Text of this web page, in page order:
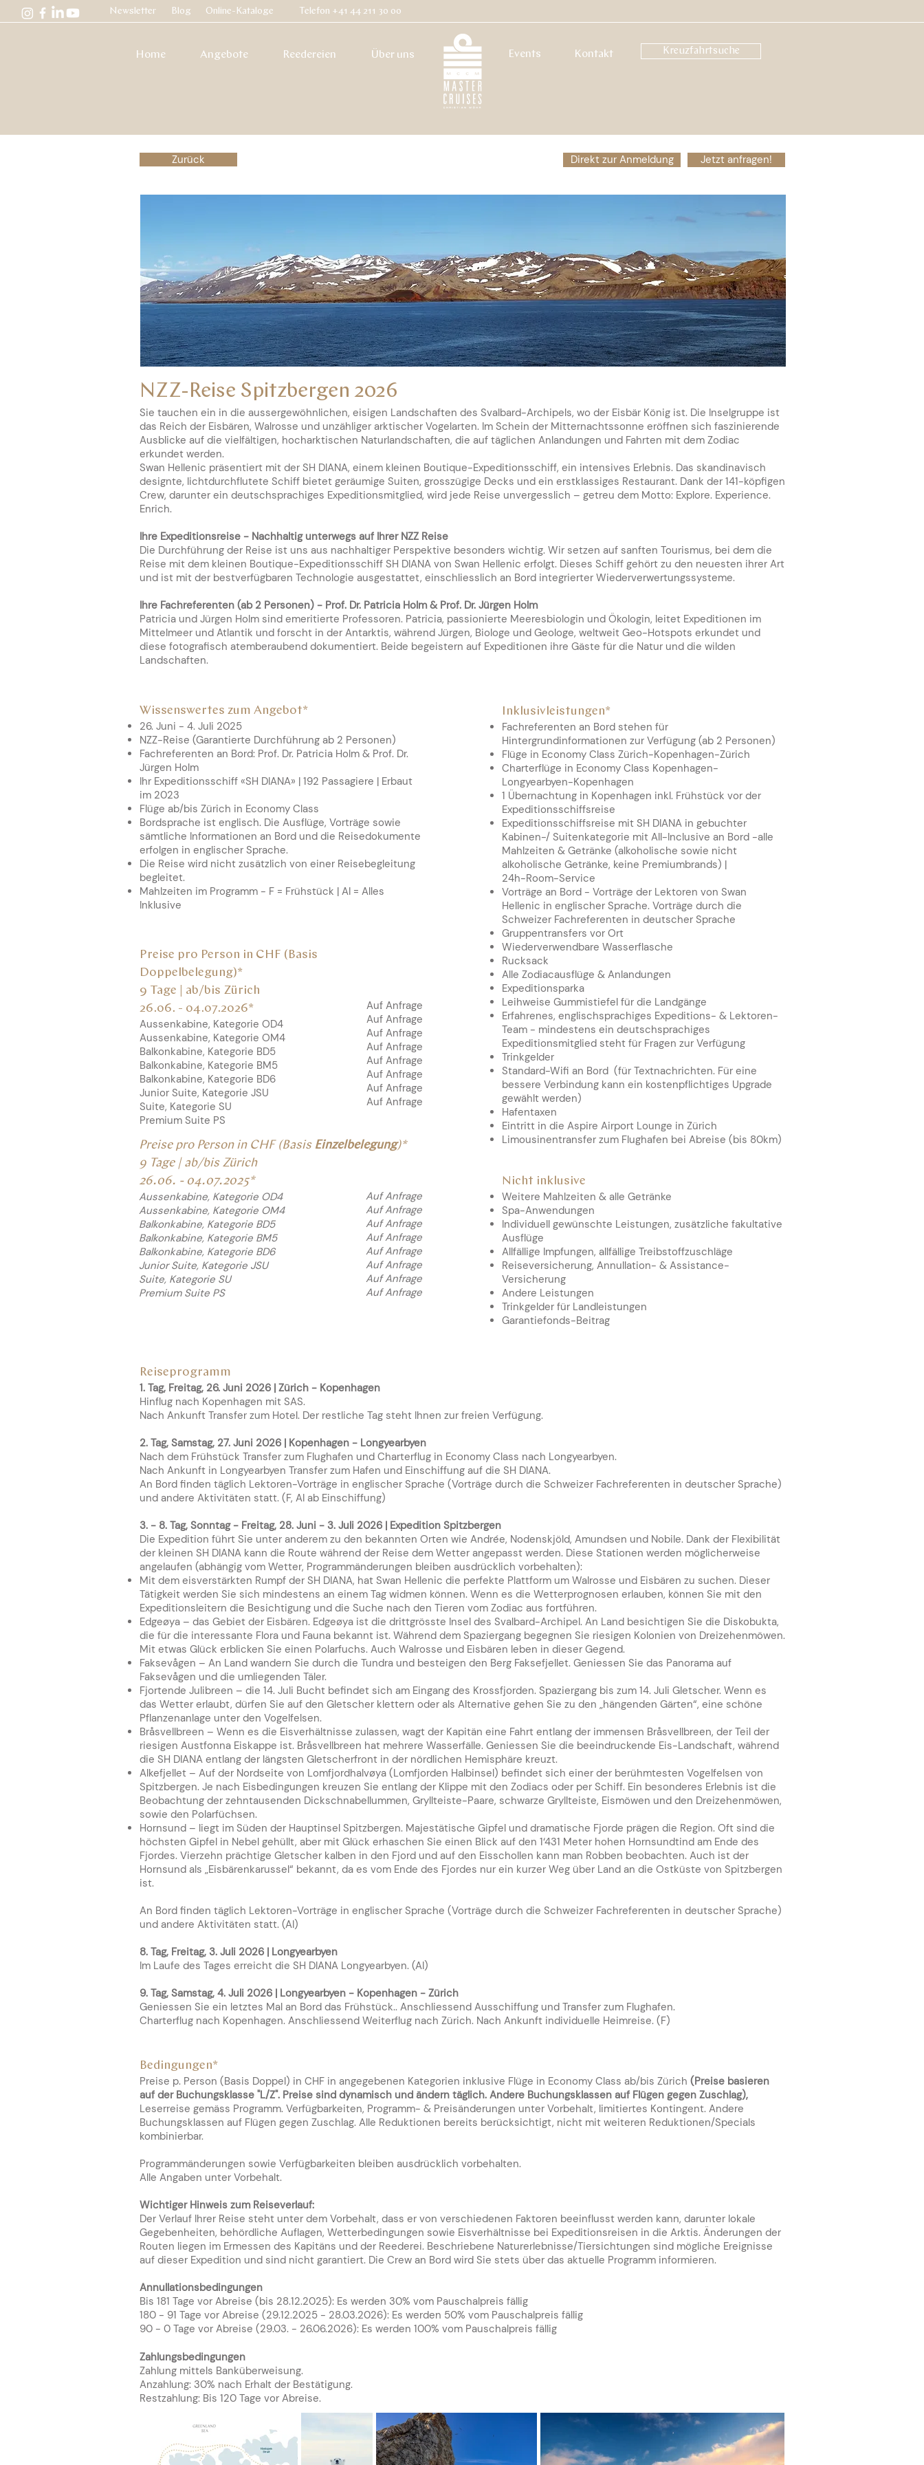
Newsletter Blog Online-Kataloge Telefon +41 44 211 30 00
Home Angebote Reedereien Über uns Events Kontakt Kreuzfahrtsuche
Zurück Direkt zur Anmeldung Jetzt anfragen!
NZZ-Reise Spitzbergen 2026
Sie tauchen ein in die aussergewöhnlichen, eisigen Landschaften des Svalbard-Archipels, wo der Eisbär König ist. Die Inselgruppe ist
das Reich der Eisbären, Walrosse und unzähliger arktischer Vogelarten. Im Schein der Mitternachtssonne eröffnen sich faszinierende
Ausblicke auf die vielfältigen, hocharktischen Naturlandschaften, die auf täglichen Anlandungen und Fahrten mit dem Zodiac
erkundet werden.
Swan Hellenic präsentiert mit der SH DIANA, einem kleinen Boutique-Expeditionsschiff, ein intensives Erlebnis. Das skandinavisch
designte, lichtdurchflutete Schiff bietet geräumige Suiten, grosszügige Decks und ein erstklassiges Restaurant. Dank der 141-köpfigen
Crew, darunter ein deutschsprachiges Expeditionsmitglied, wird jede Reise unvergesslich – getreu dem Motto: Explore. Experience.
Enrich.
Ihre Expeditionsreise - Nachhaltig unterwegs auf Ihrer NZZ Reise
Die Durchführung der Reise ist uns aus nachhaltiger Perspektive besonders wichtig. Wir setzen auf sanften Tourismus, bei dem die
Reise mit dem kleinen Boutique-Expeditionsschiff SH DIANA von Swan Hellenic erfolgt. Dieses Schiff gehört zu den neuesten ihrer Art
und ist mit der bestverfügbaren Technologie ausgestattet, einschliesslich an Bord integrierter Wiederverwertungssysteme.
Ihre Fachreferenten (ab 2 Personen) - Prof. Dr. Patricia Holm & Prof. Dr. Jürgen Holm
Patricia und Jürgen Holm sind emeritierte Professoren. Patricia, passionierte Meeresbiologin und Ökologin, leitet Expeditionen im
Mittelmeer und Atlantik und forscht in der Antarktis, während Jürgen, Biologe und Geologe, weltweit Geo-Hotspots erkundet und
diese fotografisch atemberaubend dokumentiert. Beide begeistern auf Expeditionen ihre Gäste für die Natur und die wilden
Landschaften.
Wissenswertes zum Angebot*
26. Juni - 4. Juli 2025
NZZ-Reise (Garantierte Durchführung ab 2 Personen)
Fachreferenten an Bord: Prof. Dr. Patricia Holm & Prof. Dr.
Jürgen Holm
Ihr Expeditionsschiff «SH DIANA» | 192 Passagiere | Erbaut
im 2023
Flüge ab/bis Zürich in Economy Class
Bordsprache ist englisch. Die Ausflüge, Vorträge sowie
sämtliche Informationen an Bord und die Reisedokumente
erfolgen in englischer Sprache.
Die Reise wird nicht zusätzlich von einer Reisebegleitung
begleitet.
Mahlzeiten im Programm - F = Frühstück | AI = Alles
Inklusive
Preise pro Person in CHF (Basis
Doppelbelegung)*
9 Tage | ab/bis Zürich
26.06. - 04.07.2026*
Aussenkabine, Kategorie OD4
Aussenkabine, Kategorie OM4
Balkonkabine, Kategorie BD5
Balkonkabine, Kategorie BM5
Balkonkabine, Kategorie BD6
Junior Suite, Kategorie JSU
Suite, Kategorie SU
Premium Suite PS
Auf Anfrage
Auf Anfrage
Auf Anfrage
Auf Anfrage
Auf Anfrage
Auf Anfrage
Auf Anfrage
Auf Anfrage
.
Preise pro Person in CHF (Basis Einzelbelegung)*
9 Tage | ab/bis Zürich
26.06. - 04.07.2025*
Aussenkabine, Kategorie OD4
Aussenkabine, Kategorie OM4
Balkonkabine, Kategorie BD5
Balkonkabine, Kategorie BM5
Balkonkabine, Kategorie BD6
Junior Suite, Kategorie JSU
Suite, Kategorie SU
Premium Suite PS
Auf Anfrage
Auf Anfrage
Auf Anfrage
Auf Anfrage
Auf Anfrage
Auf Anfrage
Auf Anfrage
Auf Anfrage
.
Inklusivleistungen*
Fachreferenten an Bord stehen für
Hintergrundinformationen zur Verfügung (ab 2 Personen)
Flüge in Economy Class Zürich-Kopenhagen-Zürich
Charterflüge in Economy Class Kopenhagen-
Longyearbyen-Kopenhagen
1 Übernachtung in Kopenhagen inkl. Frühstück vor der
Expeditionsschiffsreise
Expeditionsschiffsreise mit SH DIANA in gebuchter
Kabinen-/ Suitenkategorie mit All-Inclusive an Bord -alle
Mahlzeiten & Getränke (alkoholische sowie nicht
alkoholische Getränke, keine Premiumbrands) |
24h-Room-Service
Vorträge an Bord - Vorträge der Lektoren von Swan
Hellenic in englischer Sprache. Vorträge durch die
Schweizer Fachreferenten in deutscher Sprache
Gruppentransfers vor Ort
Wiederverwendbare Wasserflasche
Rucksack
Alle Zodiacausflüge & Anlandungen
Expeditionsparka
Leihweise Gummistiefel für die Landgänge
Erfahrenes, englischsprachiges Expeditions- & Lektoren-
Team - mindestens ein deutschsprachiges
Expeditionsmitglied steht für Fragen zur Verfügung
Trinkgelder
Standard-Wifi an Bord (für Textnachrichten. Für eine
bessere Verbindung kann ein kostenpflichtiges Upgrade
gewählt werden)
Hafentaxen
Eintritt in die Aspire Airport Lounge in Zürich
Limousinentransfer zum Flughafen bei Abreise (bis 80km)
Nicht inklusive
Weitere Mahlzeiten & alle Getränke
Spa-Anwendungen
Individuell gewünschte Leistungen, zusätzliche fakultative
Ausflüge
Allfällige Impfungen, allfällige Treibstoffzuschläge
Reiseversicherung, Annullation- & Assistance-
Versicherung
Andere Leistungen
Trinkgelder für Landleistungen
Garantiefonds-Beitrag
Reiseprogramm
1. Tag, Freitag, 26. Juni 2026 | Zürich - Kopenhagen
Hinflug nach Kopenhagen mit SAS.
Nach Ankunft Transfer zum Hotel. Der restliche Tag steht Ihnen zur freien Verfügung.
2. Tag, Samstag, 27. Juni 2026 | Kopenhagen - Longyearbyen
Nach dem Frühstück Transfer zum Flughafen und Charterflug in Economy Class nach Longyearbyen.
Nach Ankunft in Longyearbyen Transfer zum Hafen und Einschiffung auf die SH DIANA.
An Bord finden täglich Lektoren-Vorträge in englischer Sprache (Vorträge durch die Schweizer Fachreferenten in deutscher Sprache)
und andere Aktivitäten statt. (F, AI ab Einschiffung)
3. - 8. Tag, Sonntag - Freitag, 28. Juni - 3. Juli 2026 | Expedition Spitzbergen
Die Expedition führt Sie unter anderem zu den bekannten Orten wie Andrée, Nodenskjöld, Amundsen und Nobile. Dank der Flexibilität
der kleinen SH DIANA kann die Route während der Reise dem Wetter angepasst werden. Diese Stationen werden möglicherweise
angelaufen (abhängig vom Wetter, Programmänderungen bleiben ausdrücklich vorbehalten):
Mit dem eisverstärkten Rumpf der SH DIANA, hat Swan Hellenic die perfekte Plattform um Walrosse und Eisbären zu suchen. Dieser
Tätigkeit werden Sie sich mindestens an einem Tag widmen können. Wenn es die Wetterprognosen erlauben, können Sie mit den
Expeditionsleitern die Besichtigung und die Suche nach den Tieren vom Zodiac aus fortführen.
Edgeøya – das Gebiet der Eisbären. Edgeøya ist die drittgrösste Insel des Svalbard-Archipel. An Land besichtigen Sie die Diskobukta,
die für die interessante Flora und Fauna bekannt ist. Während dem Spaziergang begegnen Sie riesigen Kolonien von Dreizehenmöwen.
Mit etwas Glück erblicken Sie einen Polarfuchs. Auch Walrosse und Eisbären leben in dieser Gegend.
Faksevågen – An Land wandern Sie durch die Tundra und besteigen den Berg Faksefjellet. Geniessen Sie das Panorama auf
Faksevågen und die umliegenden Täler.
Fjortende Julibreen – die 14. Juli Bucht befindet sich am Eingang des Krossfjorden. Spaziergang bis zum 14. Juli Gletscher. Wenn es
das Wetter erlaubt, dürfen Sie auf den Gletscher klettern oder als Alternative gehen Sie zu den „hängenden Gärten“, eine schöne
Pflanzenanlage unter den Vogelfelsen.
Bråsvellbreen – Wenn es die Eisverhältnisse zulassen, wagt der Kapitän eine Fahrt entlang der immensen Bråsvellbreen, der Teil der
riesigen Austfonna Eiskappe ist. Bråsvellbreen hat mehrere Wasserfälle. Geniessen Sie die beeindruckende Eis-Landschaft, während
die SH DIANA entlang der längsten Gletscherfront in der nördlichen Hemisphäre kreuzt.
Alkefjellet – Auf der Nordseite von Lomfjordhalvøya (Lomfjorden Halbinsel) befindet sich einer der berühmtesten Vogelfelsen von
Spitzbergen. Je nach Eisbedingungen kreuzen Sie entlang der Klippe mit den Zodiacs oder per Schiff. Ein besonderes Erlebnis ist die
Beobachtung der zehntausenden Dickschnabellummen, Gryllteiste-Paare, schwarze Gryllteiste, Eismöwen und den Dreizehenmöwen,
sowie den Polarfüchsen.
Hornsund – liegt im Süden der Hauptinsel Spitzbergen. Majestätische Gipfel und dramatische Fjorde prägen die Region. Oft sind die
höchsten Gipfel in Nebel gehüllt, aber mit Glück erhaschen Sie einen Blick auf den 1‘431 Meter hohen Hornsundtind am Ende des
Fjordes. Vierzehn prächtige Gletscher kalben in den Fjord und auf den Eisschollen kann man Robben beobachten. Auch ist der
Hornsund als „Eisbärenkarussel“ bekannt, da es vom Ende des Fjordes nur ein kurzer Weg über Land an die Ostküste von Spitzbergen
ist.
An Bord finden täglich Lektoren-Vorträge in englischer Sprache (Vorträge durch die Schweizer Fachreferenten in deutscher Sprache)
und andere Aktivitäten statt. (AI)
8. Tag, Freitag, 3. Juli 2026 | Longyearbyen
Im Laufe des Tages erreicht die SH DIANA Longyearbyen. (AI)
9. Tag, Samstag, 4. Juli 2026 | Longyearbyen - Kopenhagen - Zürich
Geniessen Sie ein letztes Mal an Bord das Frühstück.. Anschliessend Ausschiffung und Transfer zum Flughafen.
Charterflug nach Kopenhagen. Anschliessend Weiterflug nach Zürich. Nach Ankunft individuelle Heimreise. (F)
Bedingungen*
Preise p. Person (Basis Doppel) in CHF in angegebenen Kategorien inklusive Flüge in Economy Class ab/bis Zürich (Preise basieren
auf der Buchungsklasse "L/Z". Preise sind dynamisch und ändern täglich. Andere Buchungsklassen auf Flügen gegen Zuschlag),
Leserreise gemäss Programm. Verfügbarkeiten, Programm- & Preisänderungen unter Vorbehalt, limitiertes Kontingent. Andere
Buchungsklassen auf Flügen gegen Zuschlag. Alle Reduktionen bereits berücksichtigt, nicht mit weiteren Reduktionen/Specials
kombinierbar.
Programmänderungen sowie Verfügbarkeiten bleiben ausdrücklich vorbehalten.
Alle Angaben unter Vorbehalt.
Wichtiger Hinweis zum Reiseverlauf:
Der Verlauf Ihrer Reise steht unter dem Vorbehalt, dass er von verschiedenen Faktoren beeinflusst werden kann, darunter lokale
Gegebenheiten, behördliche Auflagen, Wetterbedingungen sowie Eisverhältnisse bei Expeditionsreisen in die Arktis. Änderungen der
Routen liegen im Ermessen des Kapitäns und der Reederei. Beschriebene Naturerlebnisse/Tiersichtungen sind mögliche Ereignisse
auf dieser Expedition und sind nicht garantiert. Die Crew an Bord wird Sie stets über das aktuelle Programm informieren.
Annullationsbedingungen
Bis 181 Tage vor Abreise (bis 28.12.2025): Es werden 30% vom Pauschalpreis fällig
180 - 91 Tage vor Abreise (29.12.2025 - 28.03.2026): Es werden 50% vom Pauschalpreis fällig
90 - 0 Tage vor Abreise (29.03. - 26.06.2026): Es werden 100% vom Pauschalpreis fällig
Zahlungsbedingungen
Zahlung mittels Banküberweisung.
Anzahlung: 30% nach Erhalt der Bestätigung.
Restzahlung: Bis 120 Tage vor Abreise.